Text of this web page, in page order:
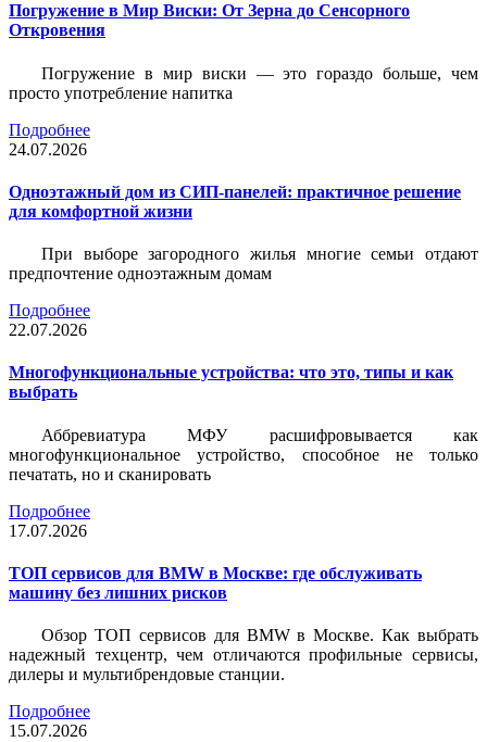
Погружение в Мир Виски: От Зерна до Сенсорного
Откровения
Погружение в мир виски — это гораздо больше, чем
просто употребление напитка
Подробнее
24.07.2026
Одноэтажный дом из СИП-панелей: практичное решение
для комфортной жизни
При выборе загородного жилья многие семьи отдают
предпочтение одноэтажным домам
Подробнее
22.07.2026
Многофункциональные устройства: что это, типы и как
выбрать
Аббревиатура МФУ расшифровывается как
многофункциональное устройство, способное не только
печатать, но и сканировать
Подробнее
17.07.2026
ТОП сервисов для BMW в Москве: где обслуживать
машину без лишних рисков
Обзор ТОП сервисов для BMW в Москве. Как выбрать
надежный техцентр, чем отличаются профильные сервисы,
дилеры и мультибрендовые станции.
Подробнее
15.07.2026